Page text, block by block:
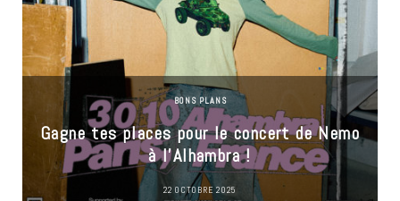
BONS PLANS
Gagne tes places pour le concert de Nemo
à l’Alhambra !
22 OCTOBRE 2025